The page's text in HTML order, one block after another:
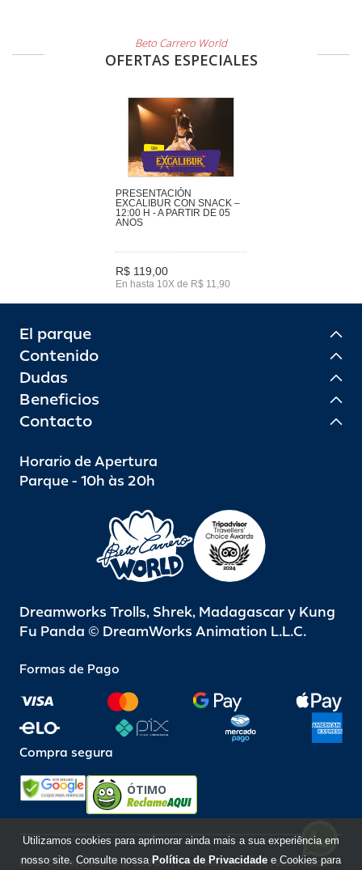
Beto Carrero World
OFERTAS ESPECIALES
PRESENTACIÓN
EXCALIBUR CON SNACK –
12:00 H - A PARTIR DE 05
ANOS
R$ 119,00
En hasta 10X de R$ 11,90
El parque
Contenido
Dudas
Beneficios
Contacto
Horario de Apertura
Parque - 10h às 20h
Dreamworks Trolls, Shrek, Madagascar y Kung
Fu Panda © DreamWorks Animation L.L.C.
Formas de Pago
Compra segura
ÓTIMO
Beto Carrero World @ 2026 / Todos los derechos reservados
Utilizamos cookies para aprimorar ainda mais a sua experiência em
nosso site. Consulte nossa Política de Privacidade e Cookies para